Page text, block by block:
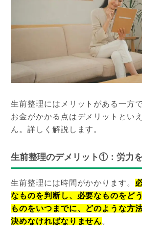
生前整理にはメリットがある一方
お金がかかる点はデメリットとい
ん。詳しく解説します。
生前整理のデメリット①：労力
生前整理には時間がかかります。
なものを判断し、必要なものをど
ものをいつまでに、どのような方
決めなければなりません。